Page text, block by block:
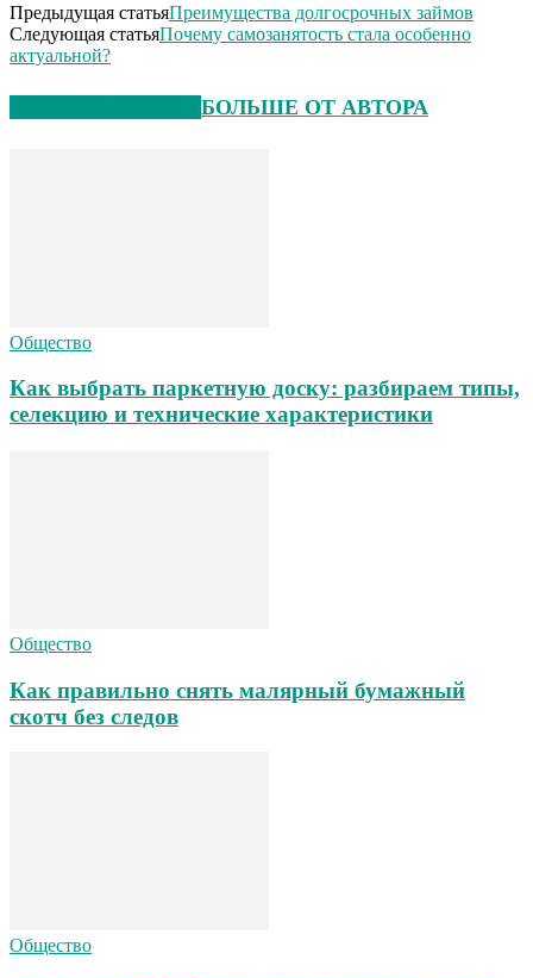
Предыдущая статьяПреимущества долгосрочных займов
Следующая статьяПочему самозанятость стала особенно
актуальной?
БОЛЬШЕ ОТ АВТОРА
Общество
Как выбрать паркетную доску: разбираем типы,
селекцию и технические характеристики
Общество
Как правильно снять малярный бумажный
скотч без следов
Общество